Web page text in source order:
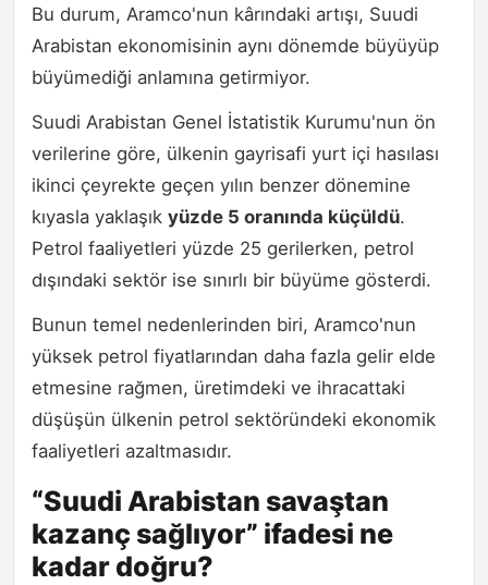
Bu durum, Aramco'nun kârındaki artışı, Suudi
Arabistan ekonomisinin aynı dönemde büyüyüp
büyümediği anlamına getirmiyor.
Suudi Arabistan Genel İstatistik Kurumu'nun ön
verilerine göre, ülkenin gayrisafi yurt içi hasılası
ikinci çeyrekte geçen yılın benzer dönemine
kıyasla yaklaşık yüzde 5 oranında küçüldü.
Petrol faaliyetleri yüzde 25 gerilerken, petrol
dışındaki sektör ise sınırlı bir büyüme gösterdi.
Bunun temel nedenlerinden biri, Aramco'nun
yüksek petrol fiyatlarından daha fazla gelir elde
etmesine rağmen, üretimdeki ve ihracattaki
düşüşün ülkenin petrol sektöründeki ekonomik
faaliyetleri azaltmasıdır.
“Suudi Arabistan savaştan
kazanç sağlıyor” ifadesi ne
kadar doğru?